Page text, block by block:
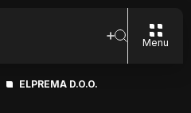
Menu
ELPREMA D.O.O.